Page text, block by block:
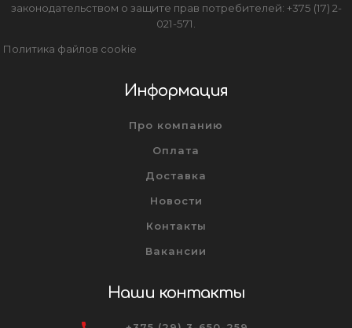
законодательством о защите прав потребителей: +375 (17) 2-
021-571.
Политика файлов cookie
Информация
Про компанию
Оплата
Доставка
Новости
Контакты
Вакансии
Наши контакты